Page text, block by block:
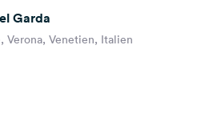
Garda
Verona, Venetien, Italien